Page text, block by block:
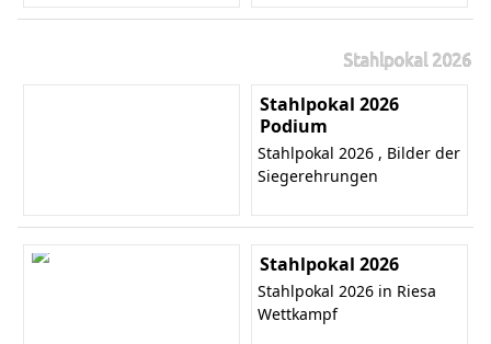
Stahlpokal 2026
Stahlpokal 2026
Podium
Stahlpokal 2026 , Bilder der
Siegerehrungen
Stahlpokal 2026
Stahlpokal 2026 in Riesa
Wettkampf